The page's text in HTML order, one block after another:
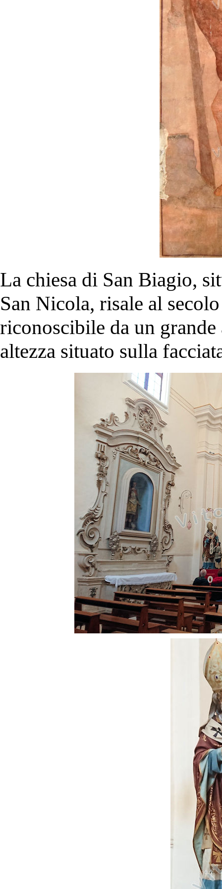
La chiesa di San Biagio,
San Nicola, risale al
riconoscibile da un
altezza situato sulla